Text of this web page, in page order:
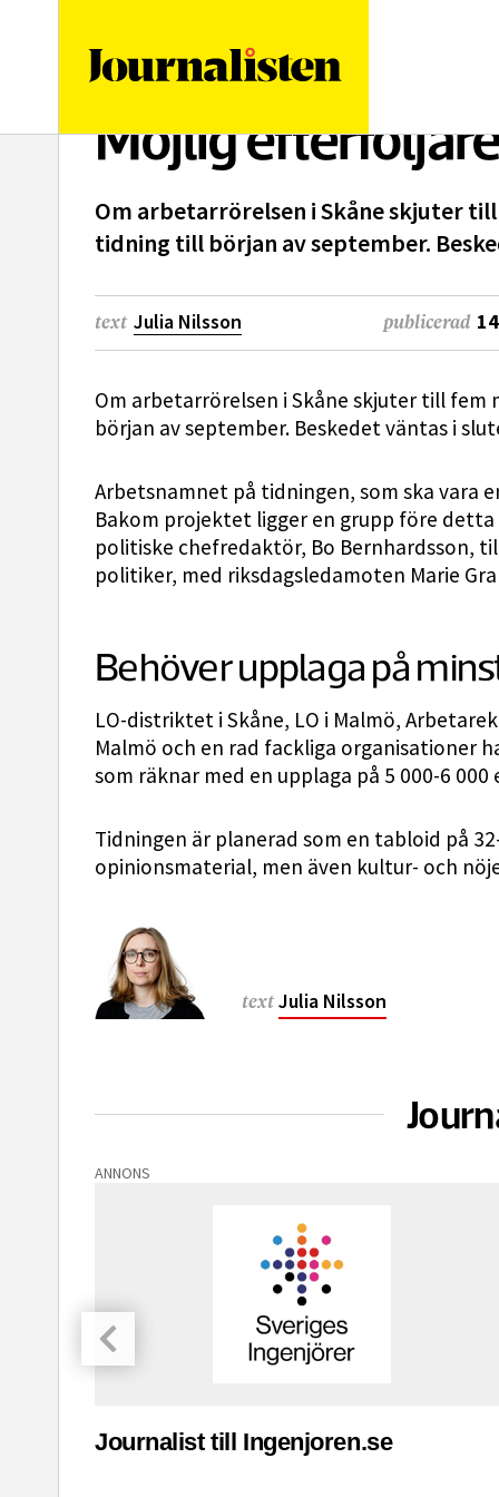
Möjlig
Om arbetarrörelsen i Skåne skjuter
tidning till början av september.
text Julia Nilsson publicerad
Om arbetarrörelsen i Skåne skjuter till
början av september. Beskedet väntas i
Arbetsnamnet på tidningen, som ska vara
Bakom projektet ligger en grupp före
politiske chefredaktör, Bo Bernhardsson,
politiker, med riksdagsledamoten Marie
Behöver upplaga på
LO-distriktet i Skåne, LO i Malmö,
Malmö och en rad fackliga organisationer
som räknar med en upplaga på 5 000-6
Tidningen är planerad som en tabloid på
opinionsmaterial, men även kultur- och
text Julia Nilsson
ANNONS
Journalist till Ingenjoren.se